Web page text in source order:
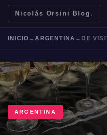
Nicolás Orsini Blog .
INICIO →ARGENTINA →
ARGENTINA